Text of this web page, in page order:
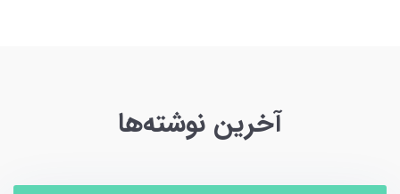
آخرین نوشته‌ها